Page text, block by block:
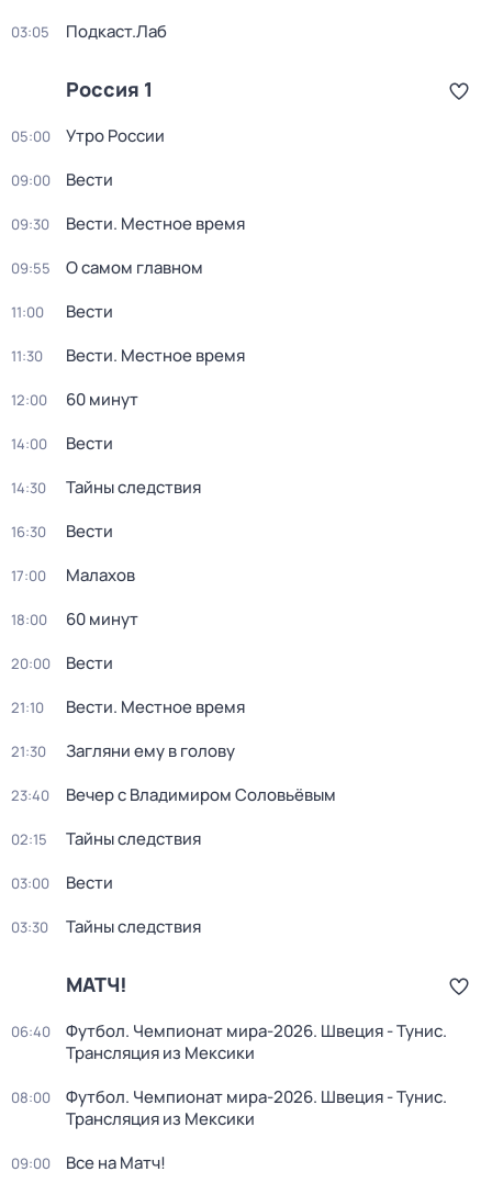
03:05 Подкаст.Лаб
Россия 1
05:00 Утро России
09:00 Вести
09:30 Вести. Местное время
09:55 О самом главном
11:00 Вести
11:30 Вести. Местное время
12:00 60 минут
14:00 Вести
14:30 Тайны следствия
16:30 Вести
17:00 Малахов
18:00 60 минут
20:00 Вести
21:10 Вести. Местное время
21:30 Загляни ему в голову
23:40 Вечер с Владимиром Соловьёвым
02:15 Тайны следствия
03:00 Вести
03:30 Тайны следствия
МАТЧ!
06:40
Футбол. Чемпионат мира-2026. Швеция - Тунис.
Трансляция из Мексики
08:00
Футбол. Чемпионат мира-2026. Швеция - Тунис.
Трансляция из Мексики
09:00 Все на Матч!